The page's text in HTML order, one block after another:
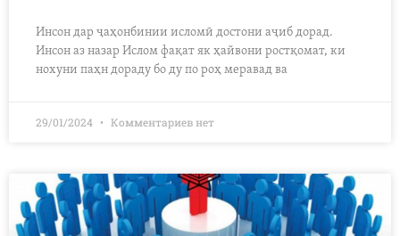
Инсон дар ҷаҳонбинии исломӣ достони аҷиб дорад.
Инсон аз назар Ислом фақат як ҳайвони ростқомат, ки
нохуни паҳн дораду бо ду по роҳ меравад ва
29/01/2024 Комментариев нет